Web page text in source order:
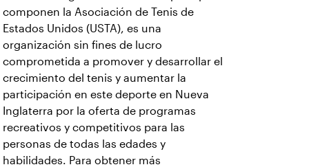
componen la Asociación de Tenis de
Estados Unidos (USTA), es una
organización sin fines de lucro
comprometida a promover y desarrollar el
crecimiento del tenis y aumentar la
participación en este deporte en Nueva
Inglaterra por la oferta de programas
recreativos y competitivos para las
personas de todas las edades y
habilidades. Para obtener más